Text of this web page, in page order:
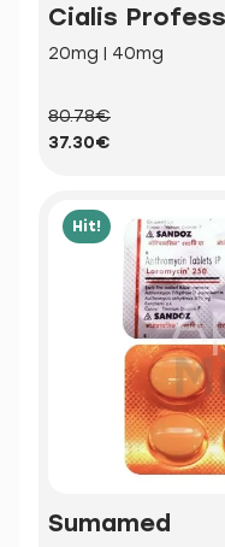
Cialis
20mg | 40mg
80.78€
37.30€
Hit!
Sumamed